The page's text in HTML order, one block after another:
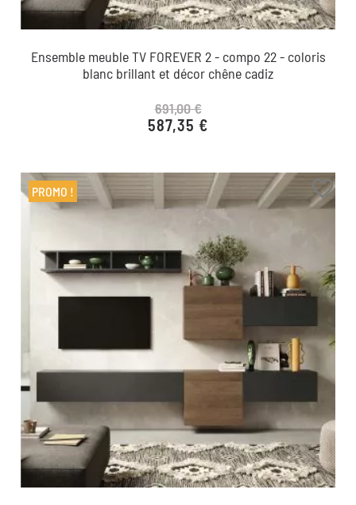
Ensemble meuble TV FOREVER 2 - compo 22 - coloris
blanc brillant et décor chêne cadiz
Prix de base
691,00 €
Prix
587,35 €
favorite_border
PROMO !